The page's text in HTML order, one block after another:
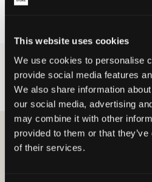
This website uses cookies
We use cookies to personalise
provide social media features
We also share information
our social media, advertising
may combine it with other
provided to them or that
of their services.
Regenkleding voor
WORD LID EN KRIJG 10%